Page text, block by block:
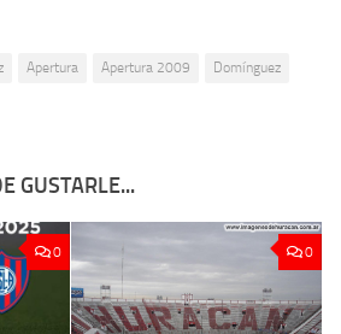
Apertura Apertura 2009
Domínguez
GUSTARLE...
0 0